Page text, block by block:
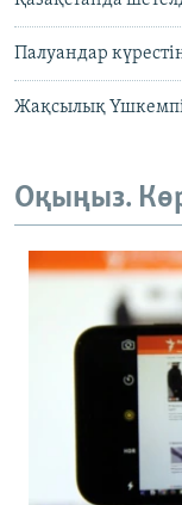
Палуандар
Жақсылық
Оқыңыз.